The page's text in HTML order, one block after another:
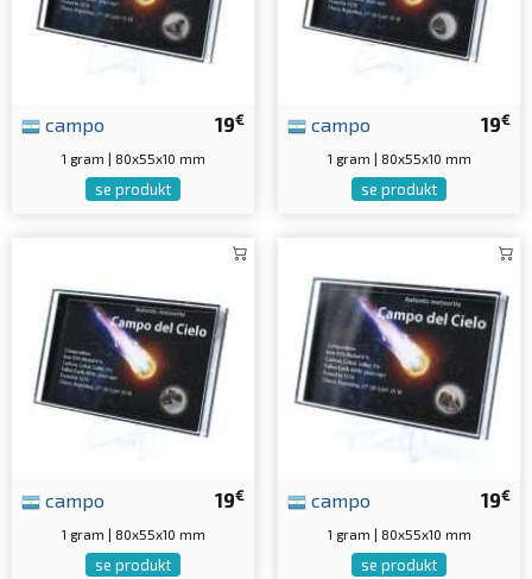
19€
campo
1 gram | 80x55x10 mm
se produkt
19€
campo
1 gram | 80x55x10 mm
se produkt
19€
campo
1 gram | 80x55x10 mm
se produkt
19€
campo
1 gram | 80x55x10 mm
se produkt